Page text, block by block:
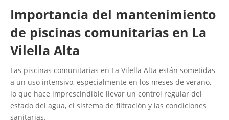
Importancia del mantenimiento
de piscinas comunitarias en La
Vilella Alta
Las piscinas comunitarias en La Vilella Alta están sometidas
a un uso intensivo, especialmente en los meses de verano,
lo que hace imprescindible llevar un control regular del
estado del agua, el sistema de filtración y las condiciones
sanitarias.